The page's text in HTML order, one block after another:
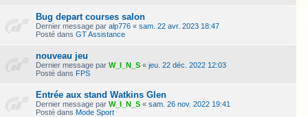
Bug depart courses salon
Dernier message par alp776 « sam. 22 avr. 2023 18:47
Posté dans GT Assistance
nouveau jeu
Dernier message par W_I_N_S « jeu. 22 déc. 2022 12:03
Posté dans FPS
Entrée aux stand Watkins Glen
Dernier message par W_I_N_S « sam. 26 nov. 2022 19:41
Posté dans Mode Sport